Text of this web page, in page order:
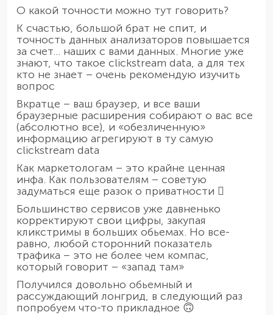
О какой точности можно тут говорить?
К счастью, большой брат не спит, и
точность данных анализаторов повышается
за счет… наших с вами данных. Многие уже
знают, что такое clickstream data, а для тех
кто не знает – очень рекомендую изучить
вопрос
Вкратце – ваш браузер, и все ваши
браузерные расширения собирают о вас все
(абсолютно все), и «обезличенную»
информацию агрегируют в ту самую
clickstream data
Как маркетологам – это крайне ценная
инфа. Как пользователям – советую
задуматься еще разок о приватности 
Большинство сервисов уже давненько
корректируют свои цифры, закупая
кликстримы в больших обьемах. Но все-
равно, любой сторонний показатель
трафика – это не более чем компас,
который говорит – «запад там»
Получился довольно обьемный и
рассуждающий лонгрид, в следующий раз
попробуем что-то прикладное 🙃